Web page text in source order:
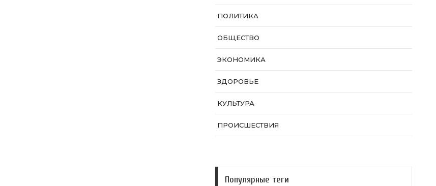
ПОЛИТИКА
ОБЩЕСТВО
ЭКОНОМИКА
ЗДОРОВЬЕ
КУЛЬТУРА
ПРОИСШЕСТВИЯ
Популярные теги